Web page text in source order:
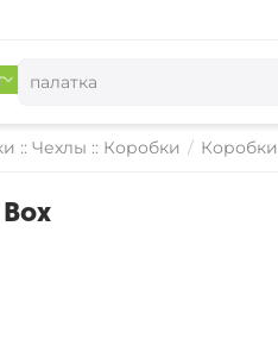
:: Чехлы :: Коробки / Коробки